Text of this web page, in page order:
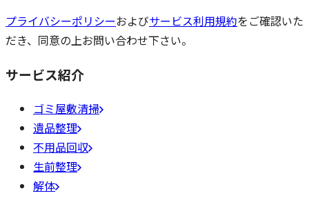
プライバシーポリシーおよびサービス利用規約をご確認いた
だき、同意の上お問い合わせ下さい。
サービス紹介
ゴミ屋敷清掃
遺品整理
不用品回収
生前整理
解体